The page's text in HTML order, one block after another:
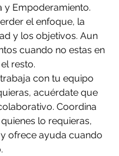
y Empoderamiento.
el enfoque, la
y los objetivos. Aun
cuando no estas en
resto.
con tu equipo
acuérdate que
Coordina
lo requieras,
ofrece ayuda cuando